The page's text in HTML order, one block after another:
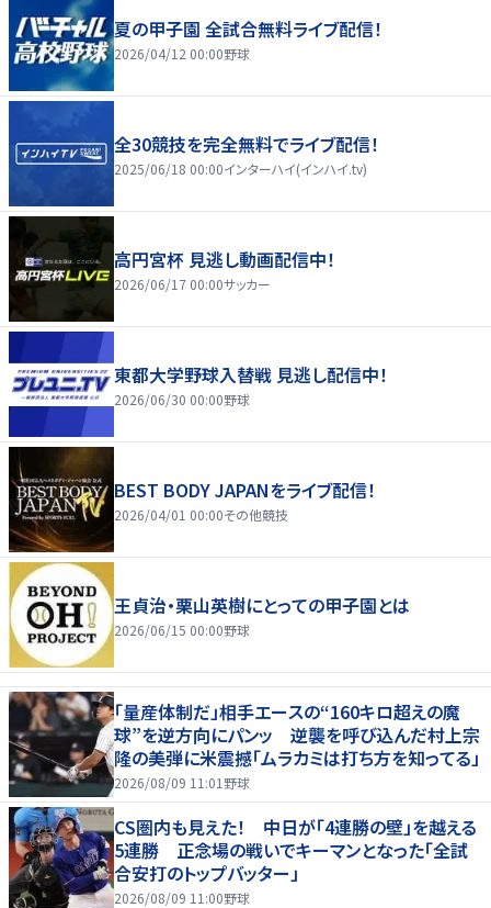
夏の甲子園 全試合無料ライブ配信！
2026/04/12 00:00野球
全30競技を完全無料でライブ配信！
2025/06/18 00:00インターハイ(インハイ.tv)
高円宮杯 見逃し動画配信中！
2026/06/17 00:00サッカー
東都大学野球入替戦 見逃し配信中！
2026/06/30 00:00野球
BEST BODY JAPANをライブ配信！
2026/04/01 00:00その他競技
王貞治・栗山英樹にとっての甲子園とは
2026/06/15 00:00野球
「量産体制だ」相手エースの“160キロ超えの魔
球”を逆方向にパンッ 逆襲を呼び込んだ村上宗
隆の美弾に米震撼「ムラカミは打ち方を知ってる」
2026/08/09 11:01 野球
CS圏内も見えた！ 中日が「4連勝の壁」を越える
5連勝 正念場の戦いでキーマンとなった「全試
合安打のトップバッター」
2026/08/09 11:00野球